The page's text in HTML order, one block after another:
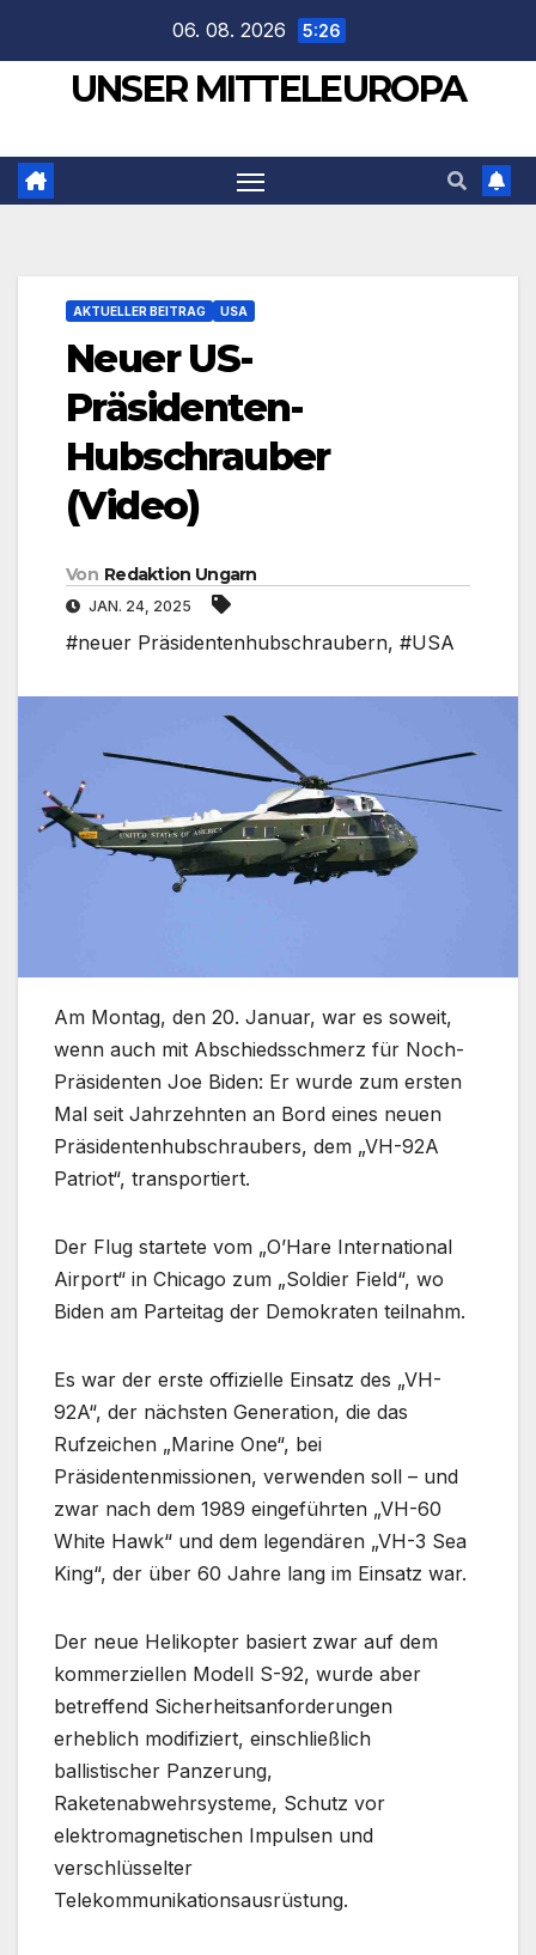
springen
06. 08. 2026 5:26
UNSER MITTELEUROPA
AKTUELLER BEITRAG USA
Neuer US-
Präsidenten-
Hubschrauber
(Video)
Von Redaktion Ungarn
JAN. 24, 2025
#neuer Präsidentenhubschraubern, #USA
Am Montag, den 20. Januar, war es soweit,
wenn auch mit Abschiedsschmerz für Noch-
Präsidenten Joe Biden: Er wurde zum ersten
Mal seit Jahrzehnten an Bord eines neuen
Präsidentenhubschraubers, dem „VH-92A
Patriot“, transportiert.
Der Flug startete vom „O’Hare International
Airport“ in Chicago zum „Soldier Field“, wo
Biden am Parteitag der Demokraten teilnahm.
Es war der erste offizielle Einsatz des „VH-
92A“, der nächsten Generation, die das
Rufzeichen „Marine One“, bei
Präsidentenmissionen, verwenden soll – und
zwar nach dem 1989 eingeführten „VH-60
White Hawk“ und dem legendären „VH-3 Sea
King“, der über 60 Jahre lang im Einsatz war.
Der neue Helikopter basiert zwar auf dem
kommerziellen Modell S-92, wurde aber
betreffend Sicherheitsanforderungen
erheblich modifiziert, einschließlich
ballistischer Panzerung,
Raketenabwehrsysteme, Schutz vor
elektromagnetischen Impulsen und
verschlüsselter
Telekommunikationsausrüstung.